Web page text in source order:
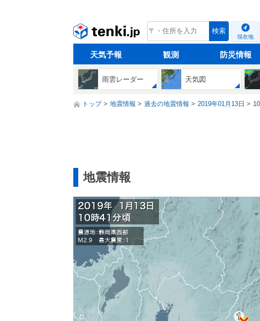
tenki.jp 検索
現在地
天気予報 観測 防災情報
雨雲レーダー 天気図
トップ 地震情報 過去の地震情報 2019年01月13日
地震情報